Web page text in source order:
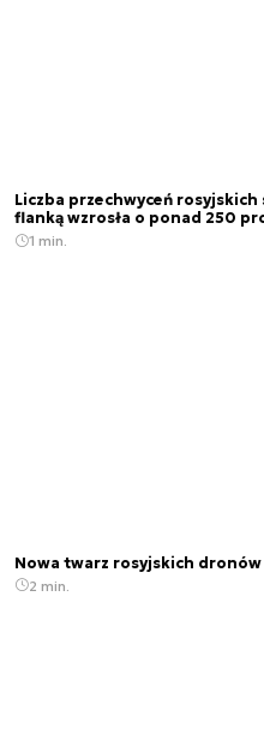
Liczba przechwyceń
flanką wzrosła o ponad 250
1 min.
Nowa twarz rosyjskich dronów
2 min.